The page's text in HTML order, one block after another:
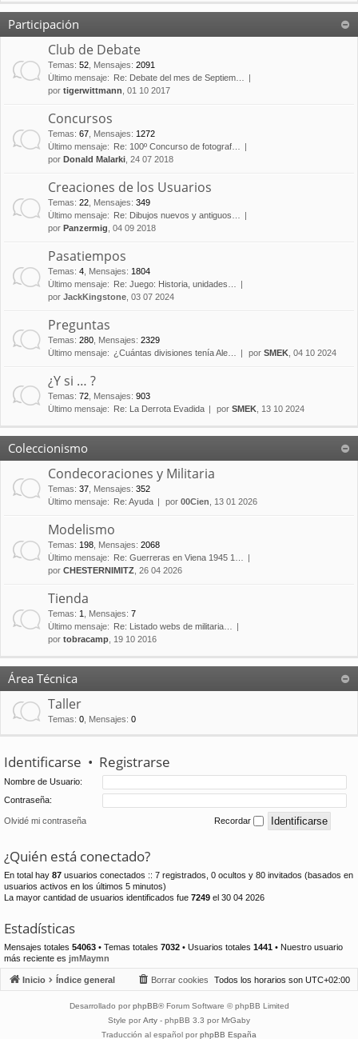
Participación
Club de Debate
Temas: 52 Mensajes: 2091
Último mensaje:
Re: Debate del mes de Septiem…
por tigerwittmann , 01 10 2017
Concursos
Temas: 67 Mensajes: 1272
Último mensaje:
Re: 100º Concurso de fotograf…
por Donald Malarki , 24 07 2018
Creaciones de los Usuarios
Temas: 22 Mensajes: 349
Último mensaje:
Re: Dibujos nuevos y antiguos…
por Panzermig , 04 09 2018
Pasatiempos
Temas: 4 Mensajes: 1804
Último mensaje:
Re: Juego: Historia, unidades…
por JackKingstone , 03 07 2024
Preguntas
Temas: 280 Mensajes: 2329
Último mensaje: ¿Cuántas divisiones tenía Ale… por SMEK , 04 10 2024
¿Y si … ?
Temas: 72 Mensajes: 903
Último mensaje:
Re: La Derrota Evadida por SMEK , 13 10 2024
Coleccionismo
Condecoraciones y Militaria
Temas: 37 Mensajes: 352
Último mensaje:
Re: Ayuda por 00Cien , 13 01 2026
Modelismo
Temas: 198 Mensajes: 2068
Último mensaje:
Re: Guerreras en Viena 1945 1…
por CHESTERNIMITZ , 26 04 2026
Tienda
Temas: 1 Mensajes: 7
Último mensaje:
Re: Listado webs de militaria…
por tobracamp , 19 10 2016
Área Técnica
Taller
Temas: 0 Mensajes: 0
Identificarse • Registrarse
Nombre de Usuario:
Contraseña:
Olvidé mi contraseña Recordar
¿Quién está conectado?
En total hay 87 usuarios conectados :: 7 registrados, 0 ocultos y 80 invitados (basados en
usuarios activos en los últimos 5 minutos)
La mayor cantidad de usuarios identificados fue 7249 el 30 04 2026
Estadísticas
Mensajes totales 54063 • Temas totales 7032 • Usuarios totales 1441 • Nuestro usuario
más reciente es jmMaymn
Inicio Índice general Todos los horarios son UTC+02:00
Borrar cookies
Desarrollado por phpBB® Forum Software © phpBB Limited
Style por Arty - phpBB 3.3 por MrGaby
Traducción al español por phpBB España